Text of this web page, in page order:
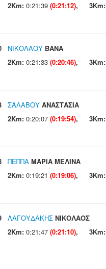
2Km: 0:21:39 (0:21:12), 3Km:
ΝΙΚΟΛΑΟΥ ΒΑΝΑ
2Km: 0:21:33 (0:20:46), 3Km:
ΣΑΛΑΒΟΥ ΑΝΑΣΤΑΣΙΑ
2Km: 0:20:07 (0:19:54), 3Km:
ΠΕΠΠΑ ΜΑΡΙΑ ΜΕΛΙΝΑ
2Km: 0:19:21 (0:19:06), 3Km:
ΛΑΓΟΥΔΑΚΗΣ ΝΙΚΟΛΑΟΣ
2Km: 0:21:47 (0:21:10), 3Km: